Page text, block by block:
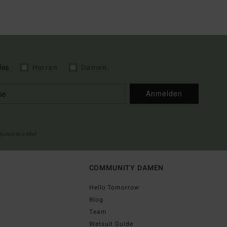
Anmelden
COMMUNITY DAMEN
Hello Tomorrow
Blog
Team
Wetsuit Guide